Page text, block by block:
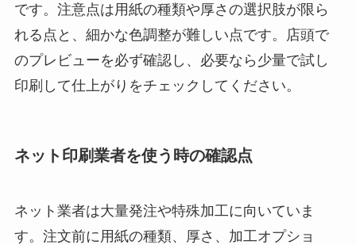
です。注意点は用紙の種類や厚さの選択肢が限ら
れる点と、細かな色調整が難しい点です。店頭で
のプレビューを必ず確認し、必要なら少量で試し
印刷して仕上がりをチェックしてください。
ネット印刷業者を使う時の確認点
ネット業者は大量発注や特殊加工に向いていま
す。注文前に用紙の種類、厚さ、加工オプショ